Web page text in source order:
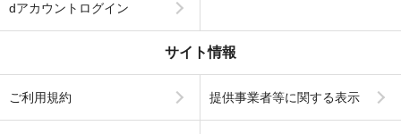
dアカウントログイン
サイト情報
ご利用規約 提供事業者等に関する表示